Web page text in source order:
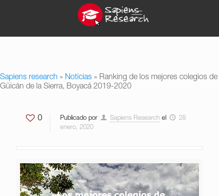
Sapiens research » Noticias » Ranking de los mejores colegios de
Güicán de la Sierra, Boyacá 2019-2020
0 Publicado por Sapiens Research el
28
enero, 2020